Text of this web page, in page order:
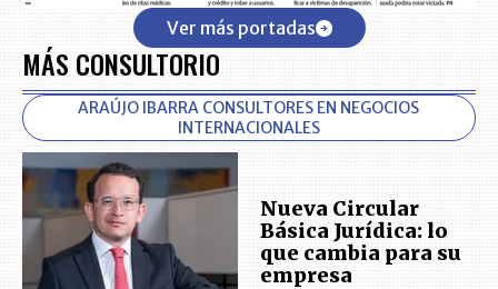
Ver más portadas
MÁS CONSULTORIO
ARAÚJO IBARRA CONSULTORES EN NEGOCIOS
INTERNACIONALES
Nueva Circular
Básica Jurídica: lo
que cambia para su
empresa